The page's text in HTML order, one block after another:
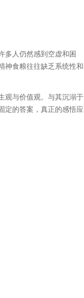
多人仍然感到空虚和困
神食粮往往缺乏系统性和
观与价值观。与其沉溺于
定的答案，真正的感悟应